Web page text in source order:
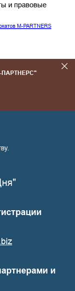
и правовые
M-PARTNERS
ПАРТНЕРС"
и